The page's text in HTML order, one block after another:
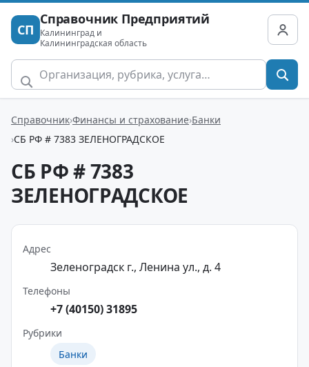
СП
Справочник Предприятий
Калининград и
Калининградская область
Справочник Финансы и страхование Банки
СБ РФ # 7383 ЗЕЛЕНОГРАДСКОЕ
СБ РФ # 7383
ЗЕЛЕНОГРАДСКОЕ
Адрес
Зеленоградск г., Ленина ул., д. 4
Телефоны
+7 (40150) 31895
Рубрики
Банки